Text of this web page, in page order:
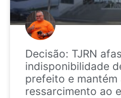
Decisão: TJRN
indisponibilidade
prefeito e mantém
ressarcimento ao